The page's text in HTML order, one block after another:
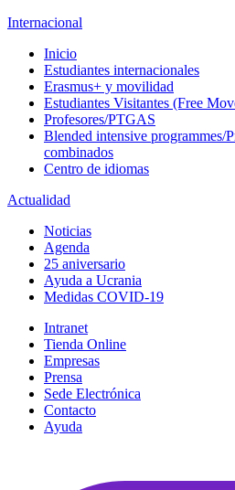
Internacional
Inicio
Estudiantes internacionales
Erasmus+ y movilidad
Estudiantes Visitantes (Free
Profesores/PTGAS
Blended intensive programmes/
combinados
Centro de idiomas
Actualidad
Noticias
Agenda
25 aniversario
Ayuda a Ucrania
Medidas COVID-19
Intranet
Tienda Online
Empresas
Prensa
Sede Electrónica
Contacto
Ayuda